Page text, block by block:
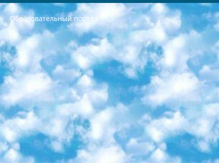
Образовательный портал
РЕСПУБЛИКА УЗБЕКИСТАН МИНИСТРЕРСТВО ДОШКОЛЬНОГО И ШКОЛЬНОГО ОБРАЗОВАНИЯ КОМАНДА в общеобразовательных учреждениях в 2023-2024 учебном году организация и проведение итоговой государственной аттестации обучающихся о Министра дошкольного и школьного образования Республики Узбекистан от 4 марта 2008 года (постановлением Минюста от 20 марта 2008 года № 1778 государственной регистрации) «Итоговое состояние учащихся общего среднего образования на основании положения об утверждении положения об аттестации общего среднего образования выпускной экзамен студентов в образовательных учреждениях в 2023-2024 учебном году В целях организации и прохождения аттестации приказываю: 1. Следующее: перечень предметов, по которым будет проводиться итоговая государственная аттестация и экзамен формы перевода согласно приложению 1; сертификаты международного образца, оценивающие уровень владения иностранными языками перечень согласно приложению 2; 2. Педагогический при специализированных образовательных учреждениях. научно-практический центр квалификации и международной оценки (Д.Давидова) 2024 г. До 25 марта: задания по предметам, по которым будет проводиться итоговая аттестация разработка и утверждение технических условий; итоговая аттестация на основании разработанного предметного задания разработка вопросов по предметам (устно и письменно), экзамен передача; общеобразовательные средние школы и специальные учебные заведения учащиеся выпускных классов школ и интернатов в агентской системе подготовка базы данных экзаменационных материалов и критериев оценки; перевод базы экзаменационных материалов на все языки обучения подать в Республиканский образовательный центр для изготовления; варианты экзаменов на основе разработанных контрольных материалов пусть будут поставлены задачи формирования. 3. Республиканский образовательный центр (Ш.Худайкулов) до 5 апреля 2024 года. до: база данных предоставленных экзаменационных материалов на все языки обучения перевод и экспертиза; для слепых, слабовидящих, глухих, слабослышащих и умственно отсталых детей учащиеся выпускных классов специализированных школ и школ-интернатов база данных экзаменационных материалов на всех преподаваемых языках подготовка критериев оценки; специализированные школы для умственно отсталых детей и технологии для учащихся выпускных классов школ-интернатов разработка соответствующих рекомендаций и критериев проведения ЕГЭ по естествознанию давать задания. 4. Педагогический при специализированных образовательных учреждениях. Научно-практический центр навыков и международной оценки (Д.Давидова), Республика образовательный центр (Худайкулов Ш.) итоговый государственный аттестационный экзамен ориентирован на творческое и логическое мышление при подготовке базы материалов учитывать введение заданий. 5. Следует отметить, что: сертификат государственного образца о знании общеобразовательного предмета и как минимум национальный уровень B1 по предметам на иностранных языках, указанным в Приложении 2. или международно признанный сертификат эквивалентного уровня студенты, изучающие определенный предмет, освобождаются от экзамена; по соответствующим предметам запланирована итоговая государственная аттестация за день до дня, путем жеребьевки Рабочей группой (в письменной форме по предметам, проводимым в форме) из числа сформированных вариантов выбрано 2 варианта; 2 выбранных варианта экзамена анонсированы на официальном сайте министерства и все выпускники по всей стране на основе этих вариантов проводит итоговую государственную аттестацию. 6. Государственное образование учащихся средних общеобразовательных учреждений. знания в соответствии с квалификационными требованиями, которые необходимо приобрести на основании стандартов итоговый (выпускной) контроль для 9 и 11 классов в целях тестирования Экзамены (далее – экзамены) состоят из предметов, перечисленных в приложении 1. будет сделано. 7. Экзамены пройдут с 26 мая по 15 июня 2024 г. (кроме науки физического воспитания). 8. Физическая для учащихся 9 классов общесредних образовательных учреждений. Экзамены по предмету «Образование, квалификация медицина» 1-6 мая 2024 года. сотрудники перевести под присмотр (с отклонениями в физическом или умственном развитии) специализированная школа для детей, школы-интернаты и со сколиозом школы-интернаты санаторного типа для больных детей исключены). 9. Он был слепым, слабовидящим и имел нарушения опорно-двигательного аппарата. экзамены в специализированных школах и интернатах для детей должны проводиться исходя из требований, предъявляемых к общеобразовательным учреждениям (физкультура кроме науки). 10. Специализированная школа для глухих и слабослышащих детей. и экзамены в интернатах и быть реализован в виде письменного теста по математике. 11. Специальность для умственно отсталых детей. Для 9 класса Родной язык и литературное письмо Государственный язык (язык обучения – узбекский). для неклассов) написано Математическое письмо Письменная/устная история Узбекистана Физическое воспитание практично Итоговый контроль Для 11 класса Написание родного языка и литературы (эссе) Математическое письмо Узбекский язык (обучение на узбекском языке) не посещающее общее среднее образование для учреждений)/Образовательное учреждение выбор письменный и устный Иностранный язык письменный/устный Письменная/устная история Узбекистана *По выбору студента:  Химия  Физика  Основы государственного права  География 10 бесплатных образовательных ресурсов - Мы составили подборку онлайн-проектов с интерактивными упражнениями, видеолекциями и статьями. Они помогут вам обрести новые и освежить старые знания бесплатно. 1. «ИНТУИТ» Старейшая образовательная площадка Рунета. Здесь вы найдёте сотни текстовых и видеокурсов на десятки различных тем — от программирования до психологии. Многие курсы подготовлены российскими университетами и крупными международными компаниями вроде Intel и Microsoft. Самостоятельное обучение бесплатное, но желающие могут оплатить услуги персональных наставников. 2. «Смартия» знакомит с актуальными профессиями и подсказывает, как им обучаться. Выбрав заинтересовавшую вас специальность — SMM-специалист, фотограф, веб-дизайнер или другую, — увидите список необходимых для неё умений. Чтобы вы могли освоить их самостоятельно, для каждого умения площадка отображает подборку ссылок на учебные материалы. Хотя «Смартия» ориентируется на русскоязычную аудиторию, часть контента всё же доступна только на английском. 3. «Лекторий Физтеха» Проект Московского физико-технического института (Физтеха). С его помощью вы можете смотреть онлайн серии лекций, записанные на видео в этом вузе. В числе доступных предметов — физика, биология, химия, информационные технологии и другие. К некоторым лекциям администрация ресурса прилагает готовые конспекты, которые можно скачивать в PDF-формате. 4. ITMOcourses Онлайн-площадка Санкт-Петербургского национального исследовательского университета информационных технологий, механики и оптики (ИТМО). Ресурс предоставляет свободный доступ к курсам, разработанным в этом вузе. Каталог материалов разбит на четыре категории: «Оптические системы и технологии», «Приборостроение и робототехника», «Информационные технологии» и «Биотехнологии». Курсы состоят из видеолекций, интерактивных демонстраций и заданий. 5. «КиберЛенинка» Электронная научная библиотека открытого доступа. Каталог площадки регулярно обрастает текстами статей из различных научных изданий. Сгруппированные по журналам и рубрикам публикации можно читать онлайн или скачивать целиком в PDF-формате. Проект нацелен на популяризацию науки за счёт открытого доступа к качественной информации. 6. «ПостНаука» На этом ресурсе публикуют подборки видеолекций, составленные экспертами из разных отраслей и объединённые общими темами. Среди них, к примеру, есть серии «Биоинформатика и геномика», «Культура средневековой Скандинавии» и Cinema Studies о теории кино. Каждая подборка лекций — логически связанная история, рассказанная экспертом от первого лица. Кроме того, на сайте появляются научно-образовательные статьи и тесты на разные темы. 7. «Newочём» Команда проекта «Newочём» отбирает самые интересные тексты из англоязычных СМИ и переводит те из них, за которые голосуют участники сообщества «ВКонтакте». По большей части это научно-популярные статьи. Редакторы придумывают лишь заголовки, в остальном содержание переводов соответствует оригиналам. Полные тексты можно читать прямо в социальной сети. 8. InternetUrok Онлайн-база материалов по основным дисциплинам школьной программы. Информация на сайте структурирована по классам, предметам и темам (урокам). Каждый урок состоит из видеолекций и конспектов. Есть также интерактивные тренажёры и тесты для закрепления пройденного материала. Даже если вы давно окончили школу, возможность повторить программу старших классов всегда может пригодиться. 9. Edutainme Ещё один ресурс об образовании. В отличие от Newtonew, как мне кажется, Edutainme больше ориентируется на представителей индустрии: педагогов, предпринимателей, разработчиков образовательных проектов. Но и любой, кто просто стремится к саморазвитию, найдёт на сайте много полезного и интересного для себя. Например, информацию о новых курсах и образовательных сервисах. 10. Newtonew Онлайн-медиа об образовании и обучении в широком смысле. Авторы Newtonew пишут об инструментах, заведениях, тактиках и стратегиях, которые помогают учить других и получать новые знания самостоятельно. На этой площадке вы найдёте новости, обзоры, аналитические мат